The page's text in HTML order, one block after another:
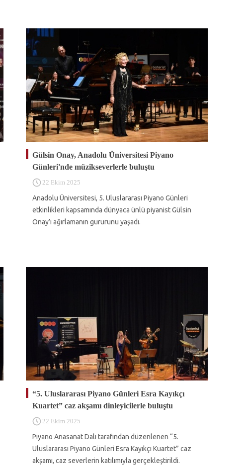
Gülsin Onay, Anadolu Üniversitesi Piyano
Günleri'nde müzikseverlerle buluştu
22 Ekim 2025
Anadolu Üniversitesi, 5. Uluslararası Piyano Günleri
etkinlikleri kapsamında dünyaca ünlü piyanist Gülsin
Onay’ı ağırlamanın gururunu yaşadı.
“5. Uluslararası Piyano Günleri Esra Kayıkçı
Kuartet” caz akşamı dinleyicilerle buluştu
22 Ekim 2025
Piyano Anasanat Dalı tarafından düzenlenen “5.
Uluslararası Piyano Günleri Esra Kayıkçı Kuartet” caz
akşamı, caz severlerin katılımıyla gerçekleştirildi.